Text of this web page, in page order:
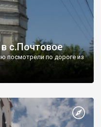
с.Почтовое
посмотрели по дороге из